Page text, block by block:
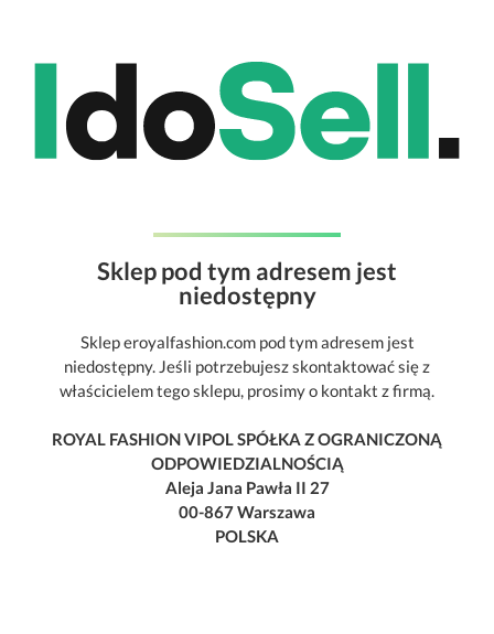
Sklep pod tym adresem jest
niedostępny
Sklep eroyalfashion.com pod tym adresem jest
niedostępny. Jeśli potrzebujesz skontaktować się z
właścicielem tego sklepu, prosimy o kontakt z firmą.
ROYAL FASHION VIPOL SPÓŁKA Z OGRANICZONĄ
ODPOWIEDZIALNOŚCIĄ
Aleja Jana Pawła II 27
00-867 Warszawa
POLSKA